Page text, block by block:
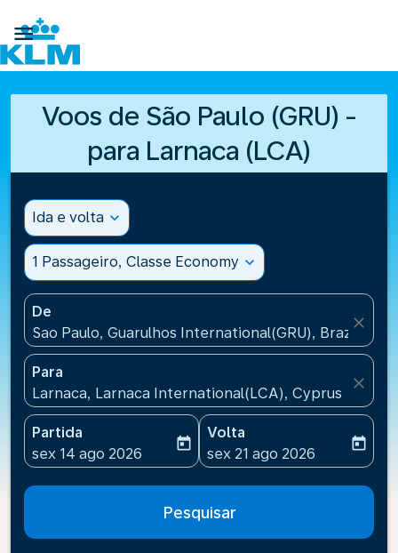

Voos de São Paulo (GRU) -
para Larnaca (LCA)
Ida e volta expand_more
1 Passageiro, Classe Economy expand_more
De
Sao Paulo, Guarulhos International(GRU), Brazil
close
Para
Larnaca, Larnaca International(LCA), Cyprus
close
Partida
fc-booking-departure-date-aria-label
sex 14 ago 2026
today
Volta
fc-booking-return-date-
sex 21 ago 2026
today
Pesquisar